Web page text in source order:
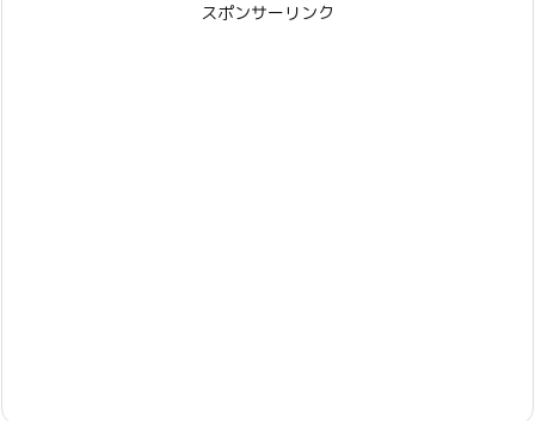
スポンサーリンク